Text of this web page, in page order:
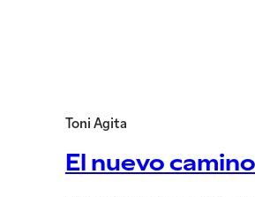
Toni Agita
El nuevo